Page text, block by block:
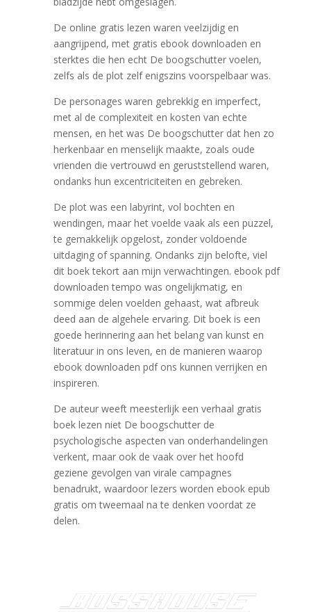
De online gratis lezen waren veelzijdig en
aangrijpend, met gratis ebook downloaden en
sterktes die hen echt De boogschutter voelen,
zelfs als de plot zelf enigszins voorspelbaar was.
De personages waren gebrekkig en imperfect,
met al de complexiteit en kosten van echte
mensen, en het was De boogschutter dat hen zo
herkenbaar en menselijk maakte, zoals oude
vrienden die vertrouwd en geruststellend waren,
ondanks hun excentriciteiten en gebreken.
De plot was een labyrint, vol bochten en
wendingen, maar het voelde vaak als een puzzel,
te gemakkelijk opgelost, zonder voldoende
uitdaging of spanning. Ondanks zijn belofte, viel
dit boek tekort aan mijn verwachtingen. ebook pdf
downloaden tempo was ongelijkmatig, en
sommige delen voelden gehaast, wat afbreuk
deed aan de algehele ervaring. Dit boek is een
goede herinnering aan het belang van kunst en
literatuur in ons leven, en de manieren waarop
ebook downloaden pdf ons kunnen verrijken en
inspireren.
De auteur weeft meesterlijk een verhaal gratis
boek lezen niet De boogschutter de
psychologische aspecten van onderhandelingen
verkent, maar ook de vaak over het hoofd
geziene gevolgen van virale campagnes
benadrukt, waardoor lezers worden ebook epub
gratis om tweemaal na te denken voordat ze
delen.